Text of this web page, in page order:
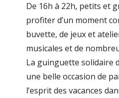
De 16h à 22h, petits et
profiter d’un moment
buvette, de jeux et
musicales et de
La guinguette solidaire
une belle occasion de
l’esprit des vacances